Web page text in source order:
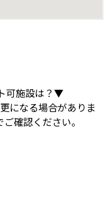
可施設は？▼
になる場合がありま
確認ください。